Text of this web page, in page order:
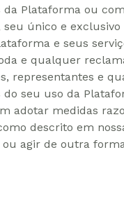
da Plataforma ou
seu único e
e seus
e qualquer
representantes e
seu uso da
adotar medidas
descrito em
ou agir de outra